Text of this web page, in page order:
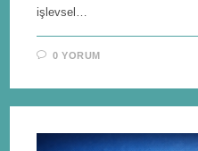
işlevsel…
0 YORUM